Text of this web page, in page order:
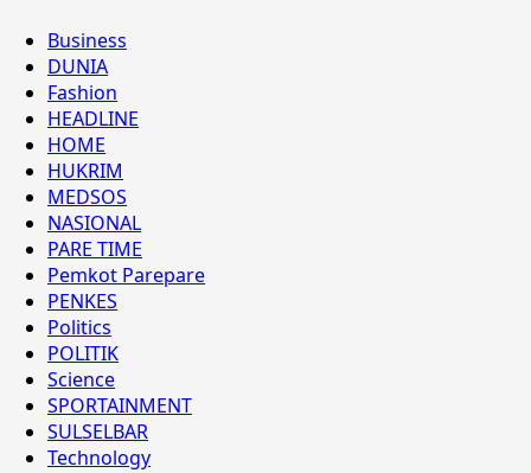
Business
DUNIA
Fashion
HEADLINE
HOME
HUKRIM
MEDSOS
NASIONAL
PARE TIME
Pemkot Parepare
PENKES
Politics
POLITIK
Science
SPORTAINMENT
SULSELBAR
Technology